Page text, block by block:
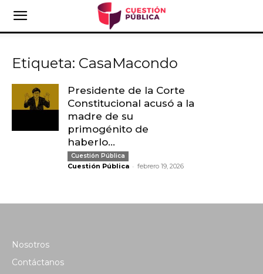
Etiqueta: CasaMacondo
Presidente de la Corte
Constitucional acusó a la
madre de su
primogénito de
haberlo...
Cuestión Pública
Cuestión Pública - febrero 19, 2026
Nosotros
Contáctanos